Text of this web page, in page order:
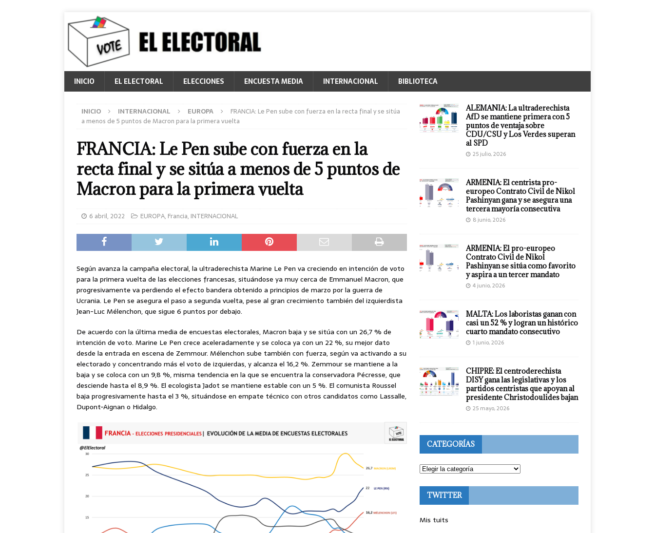
INICIO EL ELECTORAL ELECCIONES ENCUESTA MEDIA INTERNACIONAL BIBLIOTECA
INICIO INTERNACIONAL EUROPA
FRANCIA: Le Pen sube con fuerza en la recta final y se sitúa
a menos de 5 puntos de Macron para la primera vuelta
FRANCIA: Le Pen sube con fuerza en la
recta final y se sitúa a menos de 5 puntos de
Macron para la primera vuelta
6 abril, 2022 EUROPA, Francia, INTERNACIONAL
Según avanza la campaña electoral, la ultraderechista Marine Le Pen va creciendo en intención de voto
para la primera vuelta de las elecciones francesas, situándose ya muy cerca de Emmanuel Macron, que
progresivamente va perdiendo el efecto bandera obtenido a principios de marzo por la guerra de
Ucrania. Le Pen se asegura el paso a segunda vuelta, pese al gran crecimiento también del izquierdista
Jean-Luc Mélenchon, que sigue 6 puntos por debajo.
De acuerdo con la última media de encuestas electorales, Macron baja y se sitúa con un 26,7 % de
intención de voto. Marine Le Pen crece aceleradamente y se coloca ya con un 22 %, su mejor dato
desde la entrada en escena de Zemmour. Mélenchon sube también con fuerza, según va activando a su
electorado y concentrando más el voto de izquierdas, y alcanza el 16,2 %. Zemmour se mantiene a la
baja y se coloca con un 9,8 %, misma tendencia en la que se encuentra la conservadora Pécresse, que
desciende hasta el 8,9 %. El ecologista Jadot se mantiene estable con un 5 %. El comunista Roussel
baja progresivamente hasta el 3 %, situándose en empate técnico con otros candidatos como Lassalle,
Dupont-Aignan o Hidalgo.
ALEMANIA: La ultraderechista
AfD se mantiene primera con 5
puntos de ventaja sobre
CDU/CSU y Los Verdes superan
al SPD
25 julio, 2026
ARMENIA: El centrista pro-
europeo Contrato Civil de Nikol
Pashinyan gana y se asegura una
tercera mayoría consecutiva
8 junio, 2026
ARMENIA: El pro-europeo
Contrato Civil de Nikol
Pashinyan se sitúa como favorito
y aspira a un tercer mandato
4 junio, 2026
MALTA: Los laboristas ganan con
casi un 52 % y logran un histórico
cuarto mandato consecutivo
1 junio, 2026
CHIPRE: El centroderechista
DISY gana las legislativas y los
partidos centristas que apoyan al
presidente Christodoulides bajan
25 mayo, 2026
CATEGORÍAS
TWITTER
Mis tuits